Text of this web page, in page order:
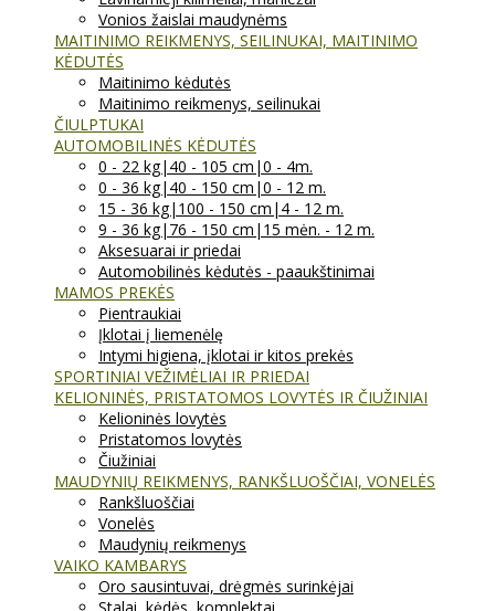
Vonios žaislai maudynėms
MAITINIMO REIKMENYS, SEILINUKAI, MAITINIMO
KĖDUTĖS
Maitinimo kėdutės
Maitinimo reikmenys, seilinukai
ČIULPTUKAI
AUTOMOBILINĖS KĖDUTĖS
0 - 22 kg|40 - 105 cm|0 - 4m.
0 - 36 kg|40 - 150 cm|0 - 12 m.
15 - 36 kg|100 - 150 cm|4 - 12 m.
9 - 36 kg|76 - 150 cm|15 mėn. - 12 m.
Aksesuarai ir priedai
Automobilinės kėdutės - paaukštinimai
MAMOS PREKĖS
Pientraukiai
Įklotai į liemenėlę
Intymi higiena, įklotai ir kitos prekės
SPORTINIAI VEŽIMĖLIAI IR PRIEDAI
KELIONINĖS, PRISTATOMOS LOVYTĖS IR ČIUŽINIAI
Kelioninės lovytės
Pristatomos lovytės
Čiužiniai
MAUDYNIŲ REIKMENYS, RANKŠLUOŠČIAI, VONELĖS
Rankšluoščiai
Vonelės
Maudynių reikmenys
VAIKO KAMBARYS
Oro sausintuvai, drėgmės surinkėjai
Stalai, kėdės, komplektai